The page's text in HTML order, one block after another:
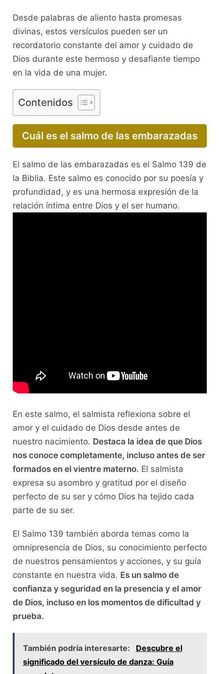
Desde palabras de aliento hasta promesas
divinas, estos versículos pueden ser un
recordatorio constante del amor y cuidado de
Dios durante este hermoso y desafiante tiempo
en la vida de una mujer.
Contenidos
Cuál es el salmo de las embarazadas
El salmo de las embarazadas es el Salmo 139 de
la Biblia. Este salmo es conocido por su poesía y
profundidad, y es una hermosa expresión de la
relación íntima entre Dios y el ser humano.
En este salmo, el salmista reflexiona sobre el
amor y el cuidado de Dios desde antes de
nuestro nacimiento. Destaca la idea de que Dios
nos conoce completamente, incluso antes de ser
formados en el vientre materno. El salmista
expresa su asombro y gratitud por el diseño
perfecto de su ser y cómo Dios ha tejido cada
parte de su ser.
El Salmo 139 también aborda temas como la
omnipresencia de Dios, su conocimiento perfecto
de nuestros pensamientos y acciones, y su guía
constante en nuestra vida. Es un salmo de
confianza y seguridad en la presencia y el amor
de Dios, incluso en los momentos de dificultad y
prueba.
También podría interesarte:
Descubre el
significado del versículo de danza: Guía